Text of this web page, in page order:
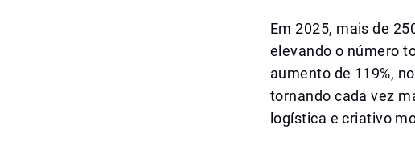
Em 2025, mais de
elevando o número
aumento de 119%,
tornando cada vez
logística e criativo